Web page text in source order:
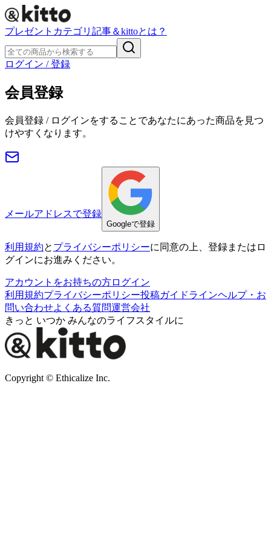
プレゼント カテゴリ 記事＆kittoとは？
ログイン / 登録
会員登録
会員登録 / ログインをすることであなたにあった商品を見つ
けやすくなります。
メールアドレスで登録
Googleで登録
利用規約と プライバシーポリシーに同意の上、登録またはロ
グインにお進みください。
アカウントをお持ちの方ログイン
利用規約プライバシーポリシー投稿ガイドラインヘルプ・お
問い合わせよくある質問運営会社
きっと いつか みんなのライフスタイルに
Copyright © Ethicalize Inc.